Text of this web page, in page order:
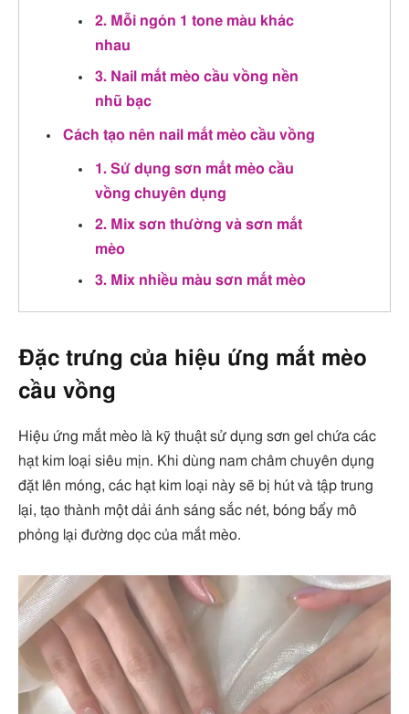
2. Mỗi ngón 1 tone màu khác
nhau
3. Nail mắt mèo cầu vồng nền
nhũ bạc
Cách tạo nên nail mắt mèo cầu vồng
1. Sử dụng sơn mắt mèo cầu
vồng chuyên dụng
2. Mix sơn thường và sơn mắt
mèo
3. Mix nhiều màu sơn mắt mèo
Đặc trưng của hiệu ứng mắt mèo
cầu vồng
Hiệu ứng mắt mèo là kỹ thuật sử dụng sơn gel chứa các
hạt kim loại siêu mịn. Khi dùng nam châm chuyên dụng
đặt lên móng, các hạt kim loại này sẽ bị hút và tập trung
lại, tạo thành một dải ánh sáng sắc nét, bóng bẩy mô
phỏng lại đường dọc của mắt mèo.